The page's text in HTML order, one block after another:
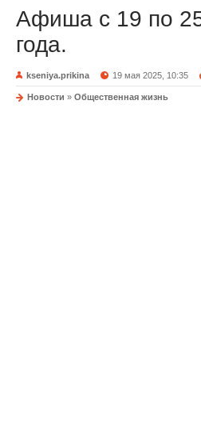
Афиша с 19 по
года.
kseniya.prikina 19 мая 2025, 10:35
Новости » Общественная жизнь